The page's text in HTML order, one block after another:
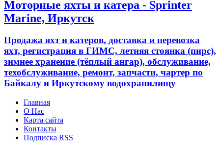
Моторные яхты и катера - Sprinter
Marine, Иркутск
Продажа яхт и катеров, доставка и перевозка
яхт, регистрация в ГИМС, летняя стоянка (пирс),
зимнее хранение (тёплый ангар), обслуживание,
техобслуживание, ремонт, запчасти, чартер по
Байкалу и Иркутскому водохранилищу
Главная
О Нас
Карта сайта
Контакты
Подписка RSS